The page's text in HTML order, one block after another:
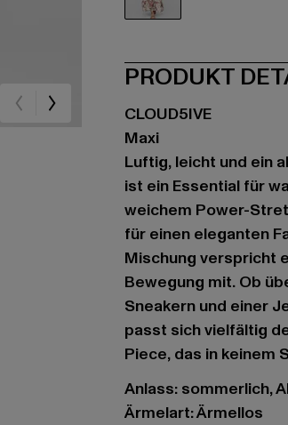
PRODUKT
CLOUD5IVE
Maxi
Luftig, leicht und ein
ist ein Essential für
weichem Power-
für einen eleganten
Mischung verspricht
Bewegung mit. Ob
Sneakern und einer
passt sich vielfältig
Piece, das in keinem
Anlass: sommerlich,
Ärmelart: Ärmellos